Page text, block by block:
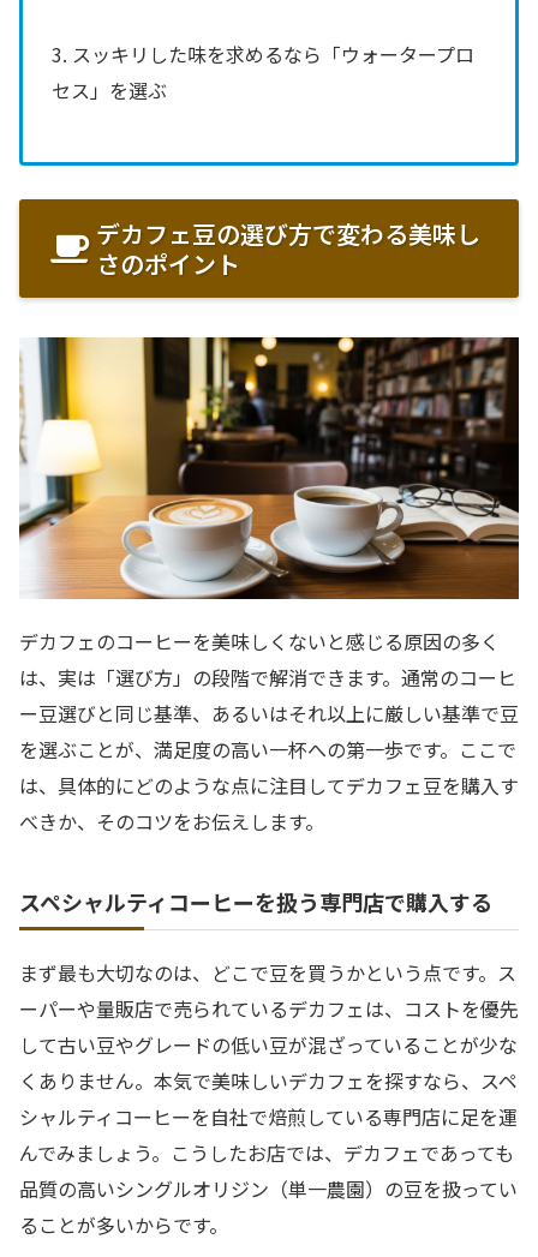
3. スッキリした味を求めるなら「ウォータープロ
セス」を選ぶ
デカフェ豆の選び方で変わる美味し
さのポイント
デカフェのコーヒーを美味しくないと感じる原因の多く
は、実は「選び方」の段階で解消できます。通常のコーヒ
ー豆選びと同じ基準、あるいはそれ以上に厳しい基準で豆
を選ぶことが、満足度の高い一杯への第一歩です。ここで
は、具体的にどのような点に注目してデカフェ豆を購入す
べきか、そのコツをお伝えします。
スペシャルティコーヒーを扱う専門店で購入する
まず最も大切なのは、どこで豆を買うかという点です。ス
ーパーや量販店で売られているデカフェは、コストを優先
して古い豆やグレードの低い豆が混ざっていることが少な
くありません。本気で美味しいデカフェを探すなら、スペ
シャルティコーヒーを自社で焙煎している専門店に足を運
んでみましょう。こうしたお店では、デカフェであっても
品質の高いシングルオリジン（単一農園）の豆を扱ってい
ることが多いからです。